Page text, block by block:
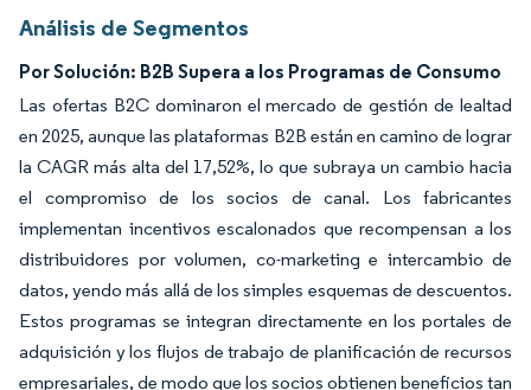
Análisis de Segmentos
Por Solución: B2B Supera a los Programas de Consumo
Las ofertas B2C dominaron el mercado de gestión de lealtad
en 2025, aunque las plataformas B2B están en camino de lograr
la CAGR más alta del 17,52%, lo que subraya un cambio hacia
el compromiso de los socios de canal. Los fabricantes
implementan incentivos escalonados que recompensan a los
distribuidores por volumen, co-marketing e intercambio de
datos, yendo más allá de los simples esquemas de descuentos.
Estos programas se integran directamente en los portales de
adquisición y los flujos de trabajo de planificación de recursos
empresariales, de modo que los socios obtienen beneficios tan